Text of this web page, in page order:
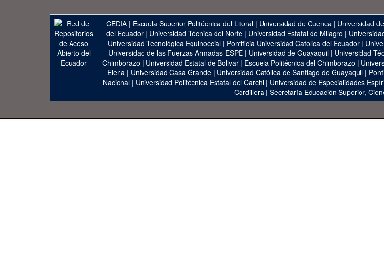
CEDIA | Escuela Superior Politécnica del Litoral | Universidad de Cuenca | Universidad
del Ecuador| Universidad Técnica del Norte| Universidad Estatal de Milagro |
Universidad Tecnológica Equinoccial| Pontificia Universidad Catolica del Ecuador|
Universidad de las Fuerzas Armadas-ESPE | Universidad de Guayaquil | Universidad
Chimborazo | Universidad Estatal de Bolivar| Escuela Politécnica del Chimborazo |
Elena | Universidad Casa Grande | Universidad Católica de Santiago de Guayaquil |
Nacional | Universidad Politécnica Estatal del Carchi | Universidad de Especialidades
Cordillera| Secretaría Educación Superior,